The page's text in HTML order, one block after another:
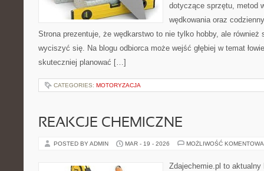
dotyczące sprzętu, metod
wędkowania oraz
Strona prezentuje, że wędkarstwo to nie tylko hobby, ale
wyciszyć się. Na blogu odbiorca może wejść głębiej w temat
skuteczniej planować […]
CATEGORIES: MOTORYZACJA
REAKCJE CHEMICZNE
POSTED BY ADMIN MAR - 19 - 2026 MOŻLIWOŚĆ
Zdajechemie.pl to